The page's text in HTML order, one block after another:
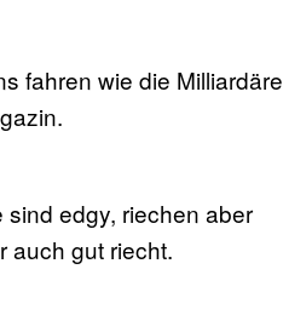
fahren wie die Milliardäre
edgy, riechen aber
auch gut riecht.